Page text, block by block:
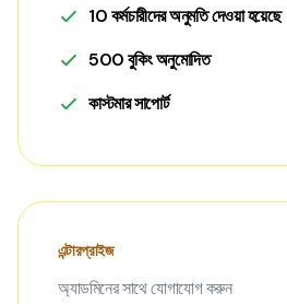
10 কর্মচারীদের অনুমতি দেওয়া হয়েছে
500 বুকিং অনুমোদিত
কাস্টমার সাপোর্ট
এন্টারপ্রাইজ
অ্যাডমিনের সাথে যোগাযোগ করুন